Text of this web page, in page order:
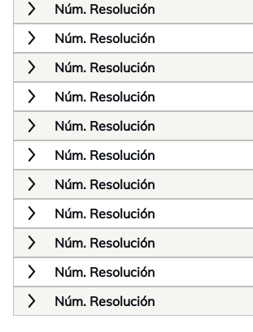
Núm. Resolución
Núm. Resolución
Núm. Resolución
Núm. Resolución
Núm. Resolución
Núm. Resolución
Núm. Resolución
Núm. Resolución
Núm. Resolución
Núm. Resolución
Núm. Resolución